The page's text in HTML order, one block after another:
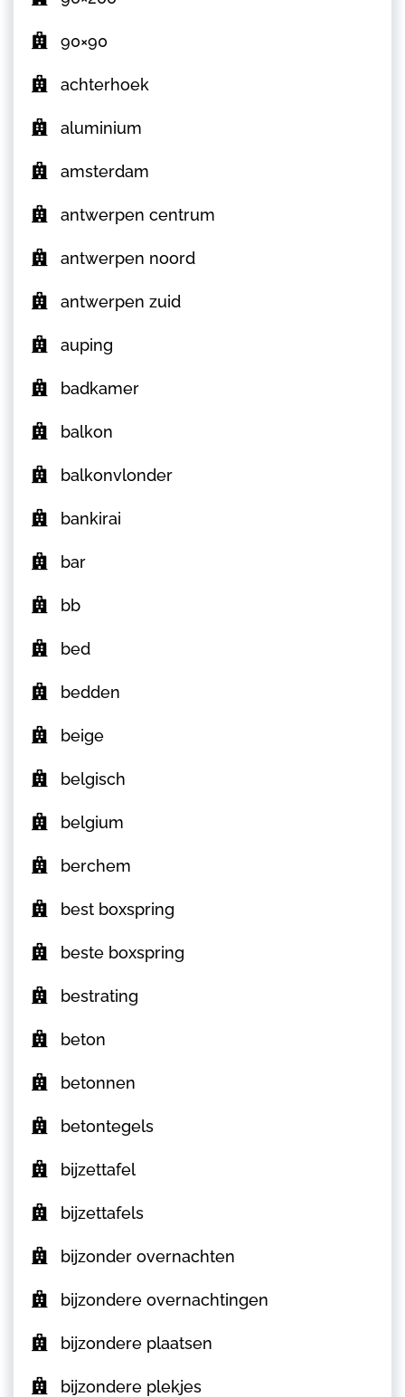
90×90
achterhoek
aluminium
amsterdam
antwerpen centrum
antwerpen noord
antwerpen zuid
auping
badkamer
balkon
balkonvlonder
bankirai
bar
bb
bed
bedden
beige
belgisch
belgium
berchem
best boxspring
beste boxspring
bestrating
beton
betonnen
betontegels
bijzettafel
bijzettafels
bijzonder overnachten
bijzondere overnachtingen
bijzondere plaatsen
bijzondere plekjes